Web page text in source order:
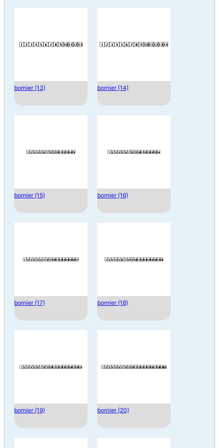
bornier (13) bornier (14)
bornier (15) bornier (16)
bornier (17) bornier (18)
bornier (19) bornier (20)